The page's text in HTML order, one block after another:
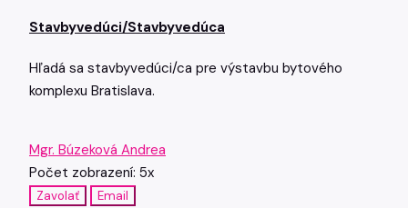
Stavbyvedúci/Stavbyvedúca
Hľadá sa stavbyvedúci/ca pre výstavbu bytového
komplexu Bratislava.
Mgr. Búzeková Andrea
Počet zobrazení: 5x
Zavolať Email